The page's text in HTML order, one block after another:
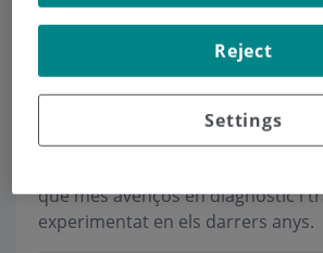
Què és la Reumatologia?
LaReumatologiaés l'especialitat
s'encarrega de prevenir,
malalties musculoesquelètiques i
que més avenços en diagnòstic i
experimentat en els darrers anys.
Settings
Reject